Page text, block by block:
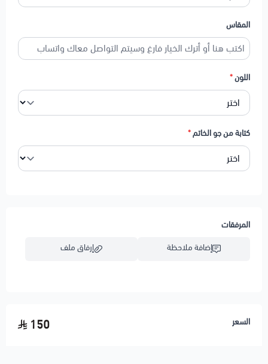
المقاس
اللون*
كتابة من جو الخاتم*
المرفقات
إضافة ملاحظة
إرفاق ملف
السعر 150